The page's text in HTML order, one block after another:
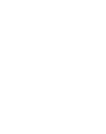
Ярославля